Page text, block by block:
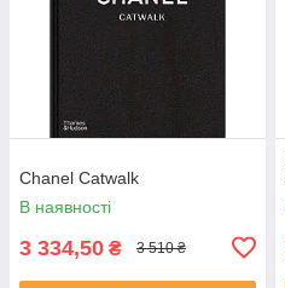
Chanel Catwalk
В наявності
3 334,50 ₴ 3 510 ₴